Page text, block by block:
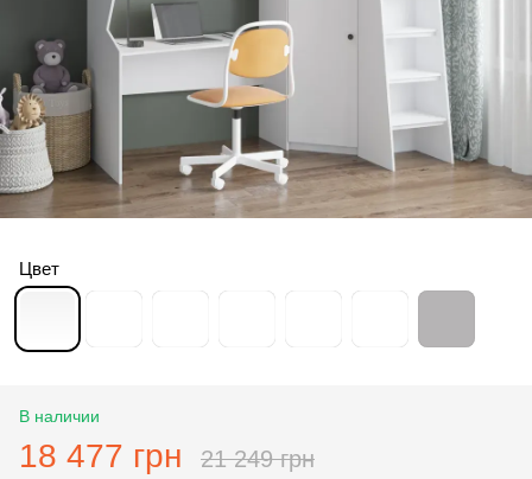
Цвет
В наличии
18 477 грн 21 249 грн